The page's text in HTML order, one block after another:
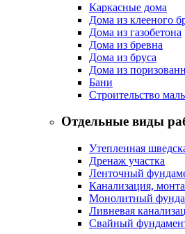
Каркасные дома
Дома из клееного
Дома из газобетона
Дома из бревна
Дома из бруса
Дома из
Бани
Строительство
Отдельные виды
Утепленная
Дренаж участка
Ленточный
Канализация,
Монолитный
Ливневая
Свайный